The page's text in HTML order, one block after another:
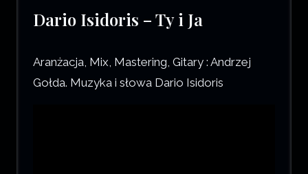
Dario Isidoris – Ty i Ja
Aranżacja, Mix, Mastering, Gitary : Andrzej
Gołda. Muzyka i słowa Dario Isidoris